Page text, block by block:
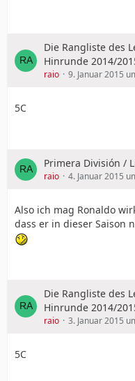
Die Rangliste des
Hinrunde 2014/
raio 9. Januar 2015
5C
Primera División /
raio 4. Januar 2015
Also ich mag Ronaldo
dass er in dieser Saison
Die Rangliste des
Hinrunde 2014/
raio 3. Januar 2015
5C